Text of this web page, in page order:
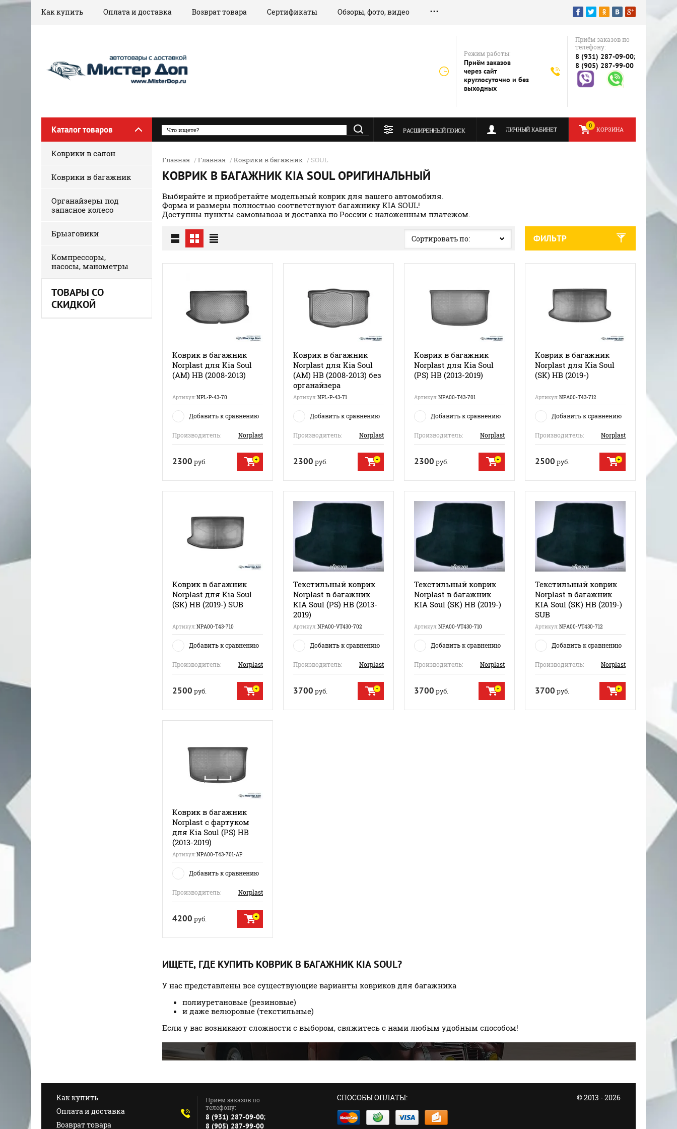
Как купить Оплата и доставка Возврат товара Сертификаты Обзоры, фото, видео
Режим работы:
Приём заказов
через сайт
круглосуточно и без
выходных
Приём заказов по
телефону:
8 (931) 287-09-00;
8 (905) 287-99-00
Каталог товаров КОРЗИНА
0
ЛИЧНЫЙ КАБИНЕТ
РАСШИРЕННЫЙ ПОИСК
Коврики в салон
Коврики в багажник
Органайзеры под
запасное колесо
Брызговики
Компрессоры,
насосы, манометры
ТОВАРЫ СО
СКИДКОЙ
Главная /Главная /Коврики в багажник / SOUL
КОВРИК В БАГАЖНИК KIA SOUL ОРИГИНАЛЬНЫЙ
Выбирайте и приобретайте модельный коврик для вашего автомобиля.
Форма и размеры полностью соответствуют багажнику KIA SOUL!
Доступны пункты самовывоза и доставка по России с наложенным платежом.
Сортировать по: ФИЛЬТР
Коврик в багажник
Norplast для Kia Soul
(AM) HB (2008-2013)
Артикул:NPL-P-43-70
Добавить к сравнению
Производитель: Norplast
2300 руб.
Коврик в багажник
Norplast для Kia Soul
(AM) HB (2008-2013) без
органайзера
Артикул:NPL-P-43-71
Добавить к сравнению
Производитель: Norplast
2300 руб.
Коврик в багажник
Norplast для Kia Soul
(PS) HB (2013-2019)
Артикул:NPA00-T43-701
Добавить к сравнению
Производитель: Norplast
2300 руб.
Коврик в багажник
Norplast для Kia Soul
(SK) HB (2019-)
Артикул:NPA00-T43-712
Добавить к сравнению
Производитель: Norplast
2500 руб.
Коврик в багажник
Norplast для Kia Soul
(SK) HB (2019-) SUB
Артикул:NPA00-T43-710
Добавить к сравнению
Производитель: Norplast
2500 руб.
Текстильный коврик
Norplast в багажник
KIA Soul (PS) HB (2013-
2019)
Артикул:NPA00-VT430-702
Добавить к сравнению
Производитель: Norplast
3700 руб.
Текстильный коврик
Norplast в багажник
KIA Soul (SK) HB (2019-)
Артикул:NPA00-VT430-710
Добавить к сравнению
Производитель: Norplast
3700 руб.
Текстильный коврик
Norplast в багажник
KIA Soul (SK) HB (2019-)
SUB
Артикул:NPA00-VT430-712
Добавить к сравнению
Производитель: Norplast
3700 руб.
Коврик в багажник
Norplast с фартуком
для Kia Soul (PS) HB
(2013-2019)
Артикул:NPA00-T43-701-AP
Добавить к сравнению
Производитель: Norplast
4200 руб.
ИЩЕТЕ, ГДЕ КУПИТЬ КОВРИК В БАГАЖНИК KIA SOUL?
У нас представлены все существующие варианты ковриков для багажника
полиуретановые (резиновые)
и даже велюровые (текстильные)
Если у вас возникают сложности с выбором, свяжитесь с нами любым удобным способом!
Как купить
Оплата и доставка
Возврат товара
Приём заказов по
телефону:
8 (931) 287-09-00;
8 (905) 287-99-00
СПОСОБЫ ОПЛАТЫ: © 2013 - 2026